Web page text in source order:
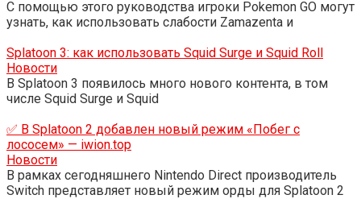
С помощью этого руководства игроки Pokemon GO могут
узнать, как использовать слабости Zamazenta и
Splatoon 3: как использовать Squid Surge и Squid Roll
Новости
В Splatoon 3 появилось много нового контента, в том
числе Squid Surge и Squid
✅ В Splatoon 2 добавлен новый режим «Побег с
лососем» — iwion.top
Новости
В рамках сегодняшнего Nintendo Direct производитель
Switch представляет новый режим орды для Splatoon 2